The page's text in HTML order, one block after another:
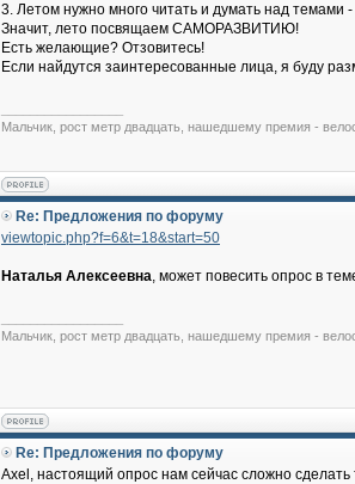
3. Летом нужно много читать и думать над темами
Значит, лето посвящаем САМОРАЗВИТИЮ!
Есть желающие? Отзовитесь!
Если найдутся заинтересованные лица, я буду
Мальчик, рост метр двадцать, нашедшему премия -
Re: Предложения по форуму
viewtopic.php?f=6&t=18&start=50
Наталья Алексеевна, может повесить опрос в
Мальчик, рост метр двадцать, нашедшему премия -
Re: Предложения по форуму
Axel, настоящий опрос нам сейчас сложно